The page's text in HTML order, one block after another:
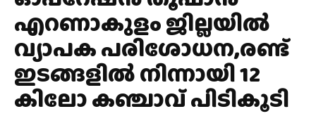
എറണാകുളം ജില്ലയിൽ
വ്യാപക പരിശോധന,രണ്ട്
ഇടങ്ങളിൽ നിന്നായി 12
കിലോ കഞ്ചാവ് പിടികൂടി